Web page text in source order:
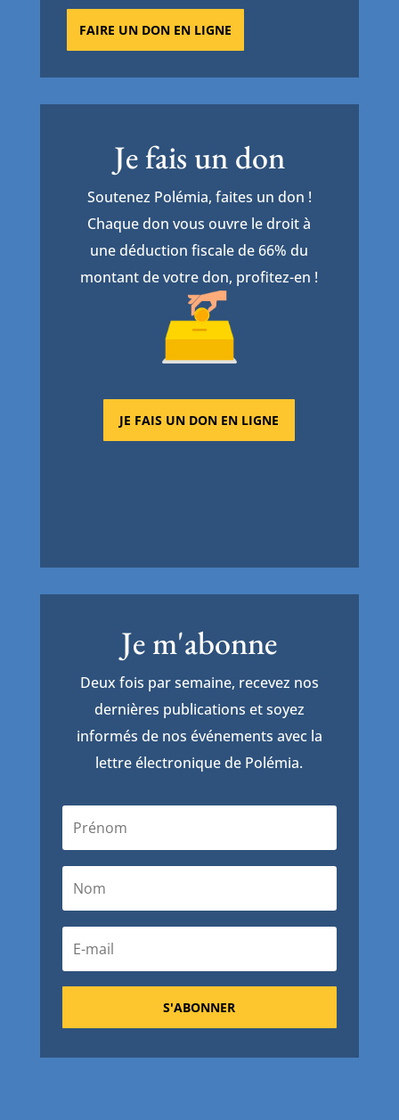
FAIRE UN DON EN LIGNE
Je fais un don
Soutenez Polémia, faites un don !
Chaque don vous ouvre le droit à
une déduction fiscale de 66% du
montant de votre don, profitez-en !
JE FAIS UN DON EN LIGNE
Je m'abonne
Deux fois par semaine, recevez nos
dernières publications et soyez
informés de nos événements avec la
lettre électronique de Polémia.
S'ABONNER